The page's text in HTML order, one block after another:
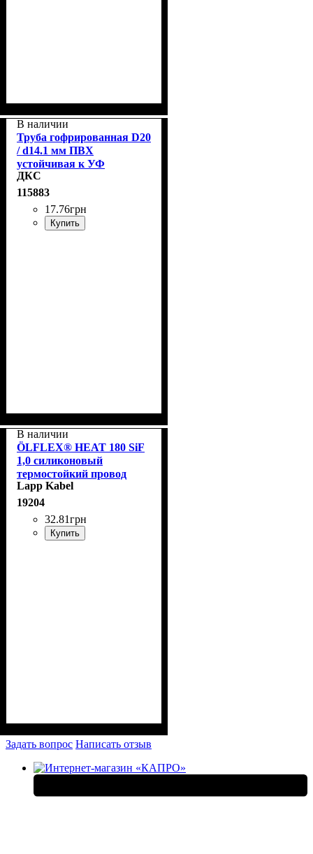
В наличии
Труба гофрированная D20
/ d14.1 мм ПВХ
устойчивая к УФ
-излучению с протяжкой,
чёрная, ДКС 91920A
ДКС
115883
17.76грн
Купить
В наличии
ÖLFLEX® HEAT 180 SiF
1,0 силиконовый
термостойкий провод
Lapp Kabel
19204
32.81грн
Купить
Задать вопрос Написать отзыв